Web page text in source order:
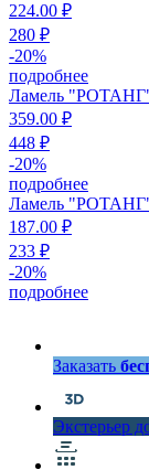
224.00 ₽
280 ₽
-20%
подробнее
Ламель
359.00 ₽
448 ₽
-20%
подробнее
Ламель
187.00 ₽
233 ₽
-20%
подробнее
Заказать
Экстерьер